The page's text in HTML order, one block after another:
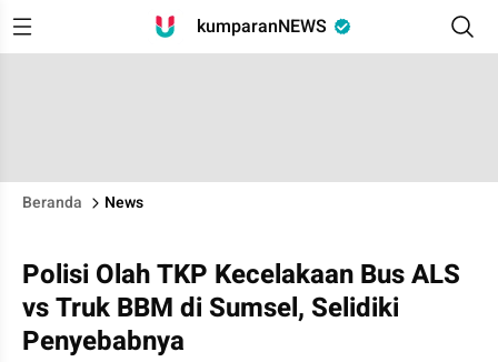
kumparanNEWS
Beranda News
Polisi Olah TKP Kecelakaan Bus ALS
vs Truk BBM di Sumsel, Selidiki
Penyebabnya